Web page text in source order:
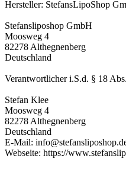
Hersteller: StefansLipoShop
Stefansliposhop GmbH
Moosweg 4
82278 Althegnenberg
Deutschland
Verantwortlicher i.S.d. § 18
Stefan Klee
Moosweg 4
82278 Althegnenberg
Deutschland
E-Mail:
Webseite: https://